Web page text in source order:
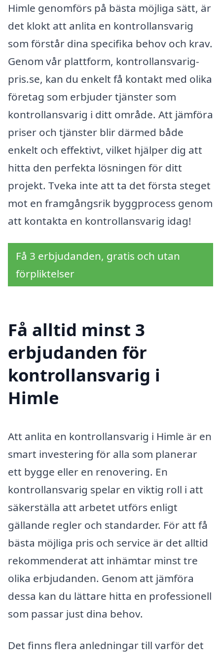
Himle genomförs på bästa möjliga sätt, är
det klokt att anlita en kontrollansvarig
som förstår dina specifika behov och krav.
Genom vår plattform, kontrollansvarig-
pris.se, kan du enkelt få kontakt med olika
företag som erbjuder tjänster som
kontrollansvarig i ditt område. Att jämföra
priser och tjänster blir därmed både
enkelt och effektivt, vilket hjälper dig att
hitta den perfekta lösningen för ditt
projekt. Tveka inte att ta det första steget
mot en framgångsrik byggprocess genom
att kontakta en kontrollansvarig idag!
Få 3 erbjudanden, gratis och utan
förpliktelser
Få alltid minst 3
erbjudanden för
kontrollansvarig i
Himle
Att anlita en kontrollansvarig i Himle är en
smart investering för alla som planerar
ett bygge eller en renovering. En
kontrollansvarig spelar en viktig roll i att
säkerställa att arbetet utförs enligt
gällande regler och standarder. För att få
bästa möjliga pris och service är det alltid
rekommenderat att inhämtar minst tre
olika erbjudanden. Genom att jämföra
dessa kan du lättare hitta en professionell
som passar just dina behov.
Det finns flera anledningar till varför det